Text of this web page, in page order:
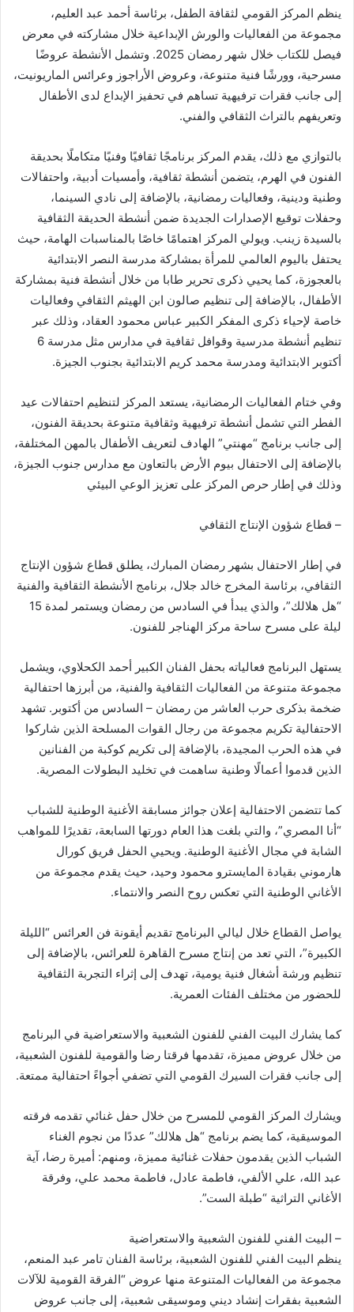
ينظم المركز القومي لثقافة الطفل، برئاسة أحمد عبد العليم،
مجموعة من الفعاليات والورش الإبداعية خلال مشاركته في معرض
فيصل للكتاب خلال شهر رمضان 2025. وتشمل الأنشطة عروضًا
مسرحية، وورشًا فنية متنوعة، وعروض الأراجوز وعرائس الماريونيت،
إلى جانب فقرات ترفيهية تساهم في تحفيز الإبداع لدى الأطفال
وتعريفهم بالتراث الثقافي والفني.
بالتوازي مع ذلك، يقدم المركز برنامجًا ثقافيًا وفنيًا متكاملًا بحديقة
الفنون في الهرم، يتضمن أنشطة ثقافية، وأمسيات أدبية، واحتفالات
وطنية ودينية، وفعاليات رمضانية، بالإضافة إلى نادي السينما،
وحفلات توقيع الإصدارات الجديدة ضمن أنشطة الحديقة الثقافية
بالسيدة زينب. ويولي المركز اهتمامًا خاصًا بالمناسبات الهامة، حيث
يحتفل باليوم العالمي للمرأة بمشاركة مدرسة النصر الابتدائية
بالعجوزة، كما يحيي ذكرى تحرير طابا من خلال أنشطة فنية بمشاركة
الأطفال، بالإضافة إلى تنظيم صالون ابن الهيثم الثقافي وفعاليات
خاصة لإحياء ذكرى المفكر الكبير عباس محمود العقاد، وذلك عبر
تنظيم أنشطة مدرسية وقوافل ثقافية في مدارس مثل مدرسة 6
أكتوبر الابتدائية ومدرسة محمد كريم الابتدائية بجنوب الجيزة.
وفي ختام الفعاليات الرمضانية، يستعد المركز لتنظيم احتفالات عيد
الفطر التي تشمل أنشطة ترفيهية وثقافية متنوعة بحديقة الفنون،
إلى جانب برنامج “مهنتي” الهادف لتعريف الأطفال بالمهن المختلفة،
بالإضافة إلى الاحتفال بيوم الأرض بالتعاون مع مدارس جنوب الجيزة،
وذلك في إطار حرص المركز على تعزيز الوعي البيئي
– قطاع شؤون الإنتاج الثقافي
في إطار الاحتفال بشهر رمضان المبارك، يطلق قطاع شؤون الإنتاج
الثقافي، برئاسة المخرج خالد جلال، برنامج الأنشطة الثقافية والفنية
“هل هلالك”، والذي يبدأ في السادس من رمضان ويستمر لمدة 15
ليلة على مسرح ساحة مركز الهناجر للفنون.
يستهل البرنامج فعالياته بحفل الفنان الكبير أحمد الكحلاوي، ويشمل
مجموعة متنوعة من الفعاليات الثقافية والفنية، من أبرزها احتفالية
ضخمة بذكرى حرب العاشر من رمضان – السادس من أكتوبر. تشهد
الاحتفالية تكريم مجموعة من رجال القوات المسلحة الذين شاركوا
في هذه الحرب المجيدة، بالإضافة إلى تكريم كوكبة من الفنانين
الذين قدموا أعمالًا وطنية ساهمت في تخليد البطولات المصرية.
كما تتضمن الاحتفالية إعلان جوائز مسابقة الأغنية الوطنية للشباب
“أنا المصري”، والتي بلغت هذا العام دورتها السابعة، تقديرًا للمواهب
الشابة في مجال الأغنية الوطنية. ويحيي الحفل فريق كورال
هارموني بقيادة المايسترو محمود وحيد، حيث يقدم مجموعة من
الأغاني الوطنية التي تعكس روح النصر والانتماء.
يواصل القطاع خلال ليالي البرنامج تقديم أيقونة فن العرائس “الليلة
الكبيرة”، التي تعد من إنتاج مسرح القاهرة للعرائس، بالإضافة إلى
تنظيم ورشة أشغال فنية يومية، تهدف إلى إثراء التجربة الثقافية
للحضور من مختلف الفئات العمرية.
كما يشارك البيت الفني للفنون الشعبية والاستعراضية في البرنامج
من خلال عروض مميزة، تقدمها فرقتا رضا والقومية للفنون الشعبية،
إلى جانب فقرات السيرك القومي التي تضفي أجواءً احتفالية ممتعة.
ويشارك المركز القومي للمسرح من خلال حفل غنائي تقدمه فرقته
الموسيقية، كما يضم برنامج “هل هلالك” عددًا من نجوم الغناء
الشباب الذين يقدمون حفلات غنائية مميزة، ومنهم: أميرة رضا، آية
عبد الله، علي الألفي، فاطمة عادل، فاطمة محمد علي، وفرقة
الأغاني التراثية “طبلة الست”.
– البيت الفني للفنون الشعبية والاستعراضية
ينظم البيت الفني للفنون الشعبية، برئاسة الفنان تامر عبد المنعم،
مجموعة من الفعاليات المتنوعة منها عروض “الفرقة القومية للآلات
الشعبية بفقرات إنشاد ديني وموسيقى شعبية، إلى جانب عروض